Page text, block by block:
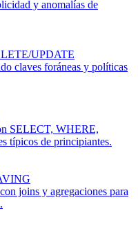
y anomalías de
UPDATE
claves foráneas y políticas
SELECT, WHERE,
típicos de principiantes.
joins y agregaciones para